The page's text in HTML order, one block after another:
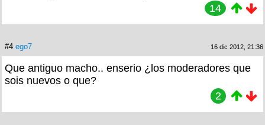
14
#4 ego7 16 dic 2012, 21:36
Que antiguo macho.. enserio ¿los moderadores que
sois nuevos o que?
2